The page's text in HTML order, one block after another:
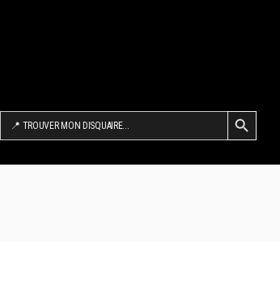
Search
for:
SEARCH BUTTON